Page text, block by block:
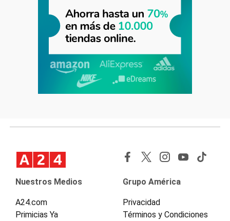
Nuestros Medios
A24.com
Primicias Ya
Grupo América
Privacidad
Términos y Condiciones